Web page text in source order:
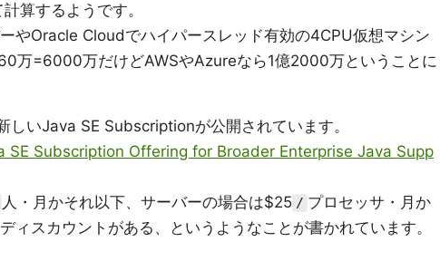
算するようです。
やOracle Cloudでハイパースレッド有効の4CPU仮想マシン
万=6000万だけどAWSやAzureなら1億2000万ということに
しいJava SE Subscriptionが公開されています。
SE Subscription Offering for Broader Enterprise Java Supp
人・月かそれ以下、サーバーの場合は$25 / プロセッサ・月か
ィスカウントがある、というようなことが書かれています。